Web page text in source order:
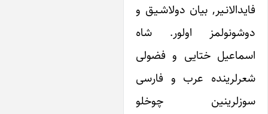
بیان دولاشـیـق و
اولور. شاه
ختایی و فضولی
عرب و فارسی
چوخلو